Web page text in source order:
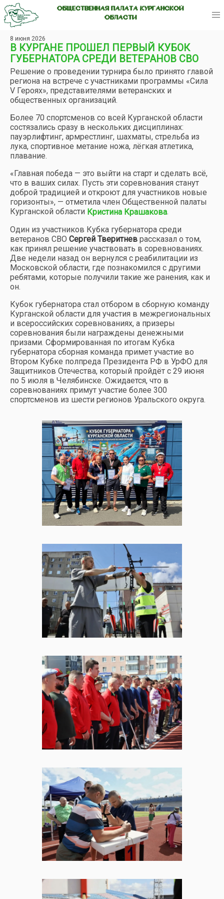
ОБЩЕСТВЕННАЯ ПАЛАТА КУРГАНСКОЙ
ОБЛАСТИ
8 июня 2026
В КУРГАНЕ ПРОШЕЛ ПЕРВЫЙ КУБОК
ГУБЕРНАТОРА СРЕДИ ВЕТЕРАНОВ СВО
Решение о проведении турнира было принято главой
региона на встрече с участниками программы «Сила
V Героях», представителями ветеранских и
общественных организаций.
Более 70 спортсменов со всей Курганской области
состязались сразу в нескольких дисциплинах:
пауэрлифтинг, армрестлинг, шахматы, стрельба из
лука, спортивное метание ножа, лёгкая атлетика,
плавание.
«Главная победа — это выйти на старт и сделать всё,
что в ваших силах. Пусть эти соревнования станут
доброй традицией и откроют для участников новые
горизонты», — отметила член Общественной палаты
Курганской области Кристина Крашакова.
Один из участников Кубка губернатора среди
ветеранов СВО Сергей Тверитнев рассказал о том,
как принял решение участвовать в соревнованиях.
Две недели назад он вернулся с реабилитации из
Московской области, где познакомился с другими
ребятами, которые получили такие же ранения, как и
он.
Кубок губернатора стал отбором в сборную команду
Курганской области для участия в межрегиональных
и всероссийских соревнованиях, а призеры
соревнования были награждены денежными
призами. Сформированная по итогам Кубка
губернатора сборная команда примет участие во
Втором Кубке полпреда Президента РФ в УрФО для
Защитников Отечества, который пройдёт с 29 июня
по 5 июля в Челябинске. Ожидается, что в
соревнованиях примут участие более 300
спортсменов из шести регионов Уральского округа.